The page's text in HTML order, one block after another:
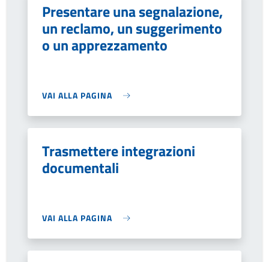
Presentare una segnalazione,
un reclamo, un suggerimento
o un apprezzamento
VAI ALLA PAGINA
Trasmettere integrazioni
documentali
VAI ALLA PAGINA